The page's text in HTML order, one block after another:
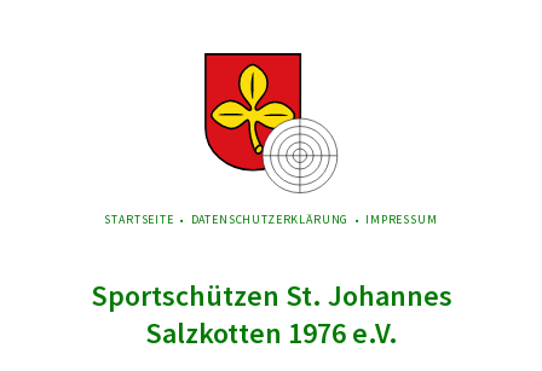
NAVIGATION
STARTSEITE DATENSCHUTZERKLÄRUNG IMPRESSUM
Sportschützen St. Johannes
Salzkotten 1976 e.V.